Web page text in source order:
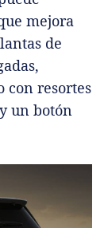
mejora
de
con resortes
un botón